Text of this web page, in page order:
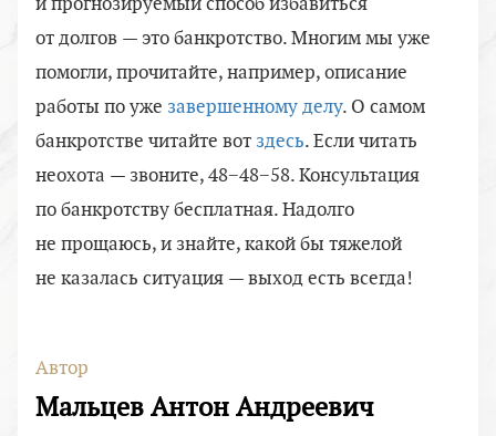
и прогнозируемый способ избавиться
от долгов — это банкротство. Многим мы уже
помогли, прочитайте, например, описание
работы по уже завершенному делу. О самом
банкротстве читайте вот здесь. Если читать
неохота — звоните, 48−48−58. Консультация
по банкротству бесплатная. Надолго
не прощаюсь, и знайте, какой бы тяжелой
не казалась ситуация — выход есть всегда!
Автор
Мальцев Антон Андреевич